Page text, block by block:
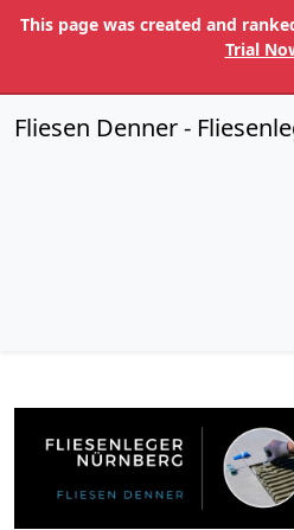
This page was created and
Trial
Fliesen Denner -